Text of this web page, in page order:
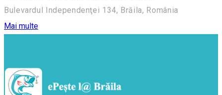
Bulevardul Independenţei 134, Brăila, România
Mai multe